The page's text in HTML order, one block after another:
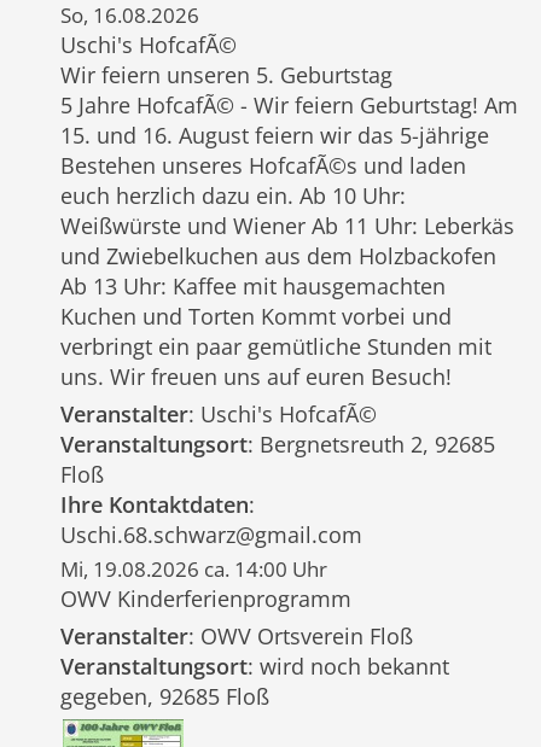
So, 16.08.2026
Uschi's HofcafÃ©
Wir feiern unseren 5. Geburtstag
5 Jahre HofcafÃ© - Wir feiern Geburtstag! Am
15. und 16. August feiern wir das 5-jährige
Bestehen unseres HofcafÃ©s und laden
euch herzlich dazu ein. Ab 10 Uhr:
Weißwürste und Wiener Ab 11 Uhr: Leberkäs
und Zwiebelkuchen aus dem Holzbackofen
Ab 13 Uhr: Kaffee mit hausgemachten
Kuchen und Torten Kommt vorbei und
verbringt ein paar gemütliche Stunden mit
uns. Wir freuen uns auf euren Besuch!
Veranstalter: Uschi's HofcafÃ©
Veranstaltungsort: Bergnetsreuth 2, 92685
Floß
Ihre Kontaktdaten:
Uschi.68.schwarz@gmail.com
Mi, 19.08.2026 ca. 14:00 Uhr
OWV Kinderferienprogramm
Veranstalter: OWV Ortsverein Floß
Veranstaltungsort: wird noch bekannt
gegeben, 92685 Floß